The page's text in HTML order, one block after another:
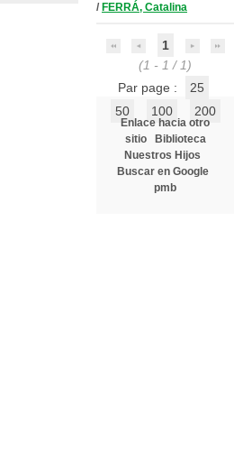
/ FERRÁ, Catalina
1
(1 - 1 / 1)
Par page :
25
50
100 200
Enlace hacia otro
sitio
Biblioteca
Nuestros Hijos
Buscar en Google
pmb